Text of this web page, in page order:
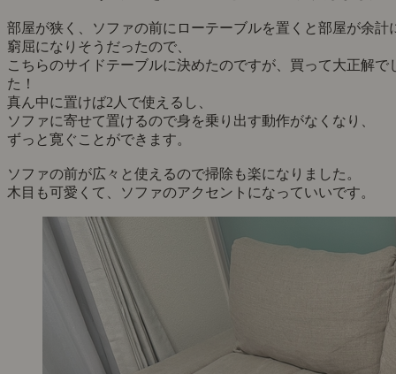
部屋が狭く、ソファの前にローテーブルを置くと部屋が余計
窮屈になりそうだったので、
こちらのサイドテーブルに決めたのですが、買って大正解で
た！
真ん中に置けば2人で使えるし、
ソファに寄せて置けるので身を乗り出す動作がなくなり、
ずっと寛ぐことができます。
ソファの前が広々と使えるので掃除も楽になりました。
木目も可愛くて、ソファのアクセントになっていいです。